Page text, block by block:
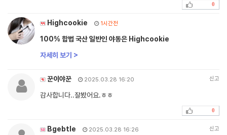
0
Highcookie 1시간전
100% 합법 국산 일반인 야동은 Highcookie
자세히 보기 >
꾼이야꾼 2025.03.28 16:20 신고
감사합니다..잘봤어요.ㅎㅎ
0
Bgebtle 2025.03.28 16:26 신고